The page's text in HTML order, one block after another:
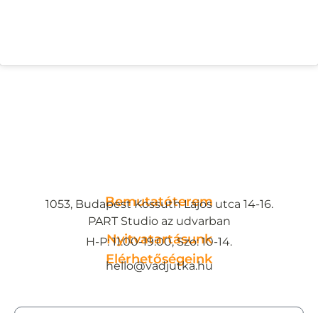
Bemutatóterem
1053, Budapest Kossuth Lajos utca 14-16.
PART Studio az udvarban
Nyitvatartásunk
H-P: 11:00-19:00, Szo: 10-14.
Elérhetőségeink
hello@vadjutka.hu